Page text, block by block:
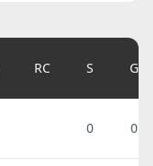
RC S G
0 0